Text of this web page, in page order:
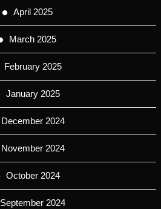
April 2025
March 2025
February 2025
January 2025
December 2024
November 2024
October 2024
September 2024